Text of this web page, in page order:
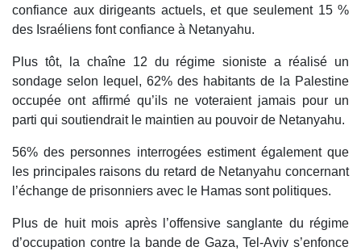
confiance aux dirigeants actuels, et que seulement 15 %
des Israéliens font confiance à Netanyahu.
Plus tôt, la chaîne 12 du régime sioniste a réalisé un
sondage selon lequel, 62% des habitants de la Palestine
occupée ont affirmé qu’ils ne voteraient jamais pour un
parti qui soutiendrait le maintien au pouvoir de Netanyahu.
56% des personnes interrogées estiment également que
les principales raisons du retard de Netanyahu concernant
l’échange de prisonniers avec le Hamas sont politiques.
Plus de huit mois après l’offensive sanglante du régime
d’occupation contre la bande de Gaza, Tel-Aviv s’enfonce